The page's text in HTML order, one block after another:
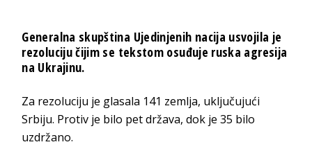
Generalna skupština Ujedinjenih nacija usvojila je
rezoluciju čijim se tekstom osuđuje ruska agresija
na Ukrajinu.
Za rezoluciju je glasala 141 zemlja, uključujući
Srbiju. Protiv je bilo pet država, dok je 35 bilo
uzdržano.